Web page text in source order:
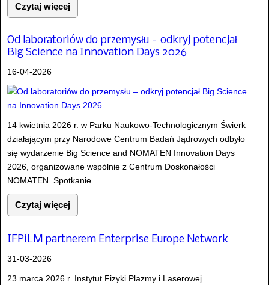
Czytaj więcej
Od laboratoriów do przemysłu – odkryj potencjał
Big Science na Innovation Days 2026
16-04-2026
14 kwietnia 2026 r. w Parku Naukowo-Technologicznym Świerk
działającym przy Narodowe Centrum Badań Jądrowych odbyło
się wydarzenie Big Science and NOMATEN Innovation Days
2026, organizowane wspólnie z Centrum Doskonałości
NOMATEN. Spotkanie...
Czytaj więcej
IFPiLM partnerem Enterprise Europe Network
31-03-2026
23 marca 2026 r. Instytut Fizyki Plazmy i Laserowej